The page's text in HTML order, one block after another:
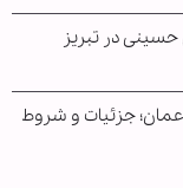
حسینی در تبریز
عمان؛ جزئیات و شروط